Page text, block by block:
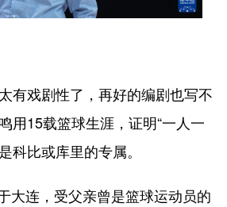
戏剧性了，再好的编剧也写不
15载篮球生涯，证明“一人一
科比或库里的专属。
连，受父亲曾是篮球运动员的